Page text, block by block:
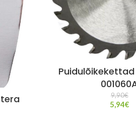
9,90€
5,94€